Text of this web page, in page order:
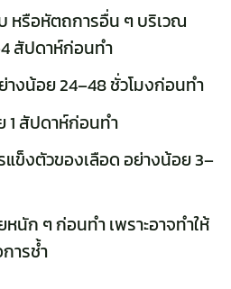
หรือหัตถการอื่น ๆ บริเวณ
สัปดาห์ก่อนทำ
งน้อย 24–48 ชั่วโมงก่อนทำ
1 สัปดาห์ก่อนทำ
ข็งตัวของเลือด อย่างน้อย 3–
นัก ๆ ก่อนทำ เพราะอาจทำให้
ารช้ำ